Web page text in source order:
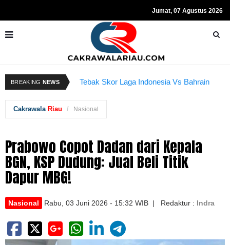
Jumat, 07 Agustus 2026
BREAKING NEWS Tebak Skor Laga Indonesia Vs Bahrain
Cakrawala Riau Nasional
Prabowo Copot Dadan dari Kepala
BGN, KSP Dudung: Jual Beli Titik
Dapur MBG!
Nasional Rabu, 03 Juni 2026 - 15:32 WIB | Redaktur : Indra